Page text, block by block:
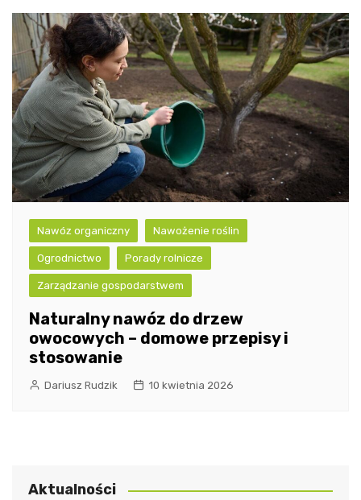
Nawóz organiczny Nawożenie roślin
Ogrodnictwo Porady rolnicze
Zarządzanie gospodarstwem
Naturalny nawóz do drzew
owocowych – domowe przepisy i
stosowanie
Dariusz Rudzik 10 kwietnia 2026
Aktualności